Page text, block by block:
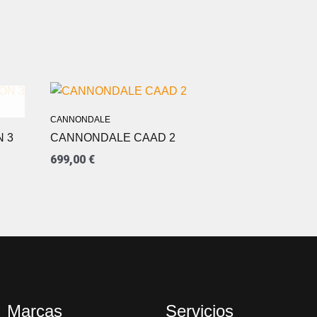
3
CANNONDALE
CANNONDALE CAAD 2
699,00 €
Marcas Servicios